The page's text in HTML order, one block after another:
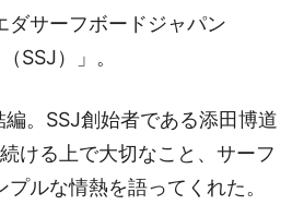
ダサーフボードジャパン
（SSJ）」。
。SSJ創始者である添田博道
ける上で大切なこと、サーフ
プルな情熱を語ってくれた。